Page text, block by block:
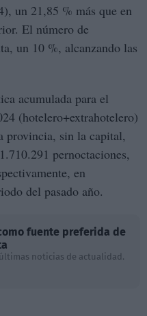
un 21,85 % más que en
El número de
un 10 %, alcanzando las
acumulada para el
(hotelero+extrahotelero)
provincia, sin la capital,
pernoctaciones,
en
del pasado año.
fuente preferida de
noticias de actualidad.